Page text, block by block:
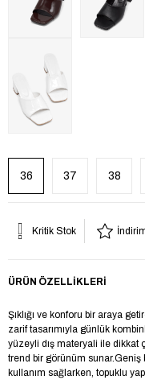
36 37 38
Kritik Stok
ÜRÜN ÖZELLIKLERI
Şıklığı ve konforu bir araya
zarif tasarımıyla günlük
yüzeyli dış materyali ile dikkat
trend bir görünüm sunar.Geniş
kullanım sağlarken, topuklu